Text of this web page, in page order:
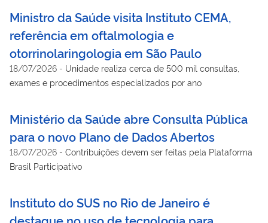
Ministro da Saúde visita Instituto CEMA,
referência em oftalmologia e
otorrinolaringologia em São Paulo
18/07/2026 - Unidade realiza cerca de 500 mil consultas,
exames e procedimentos especializados por ano
Ministério da Saúde abre Consulta Pública
para o novo Plano de Dados Abertos
18/07/2026 - Contribuições devem ser feitas pela Plataforma
Brasil Participativo
Instituto do SUS no Rio de Janeiro é